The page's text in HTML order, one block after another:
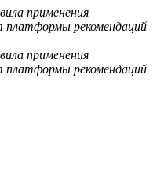
применения
платформы рекомендаций
применения
платформы рекомендаций